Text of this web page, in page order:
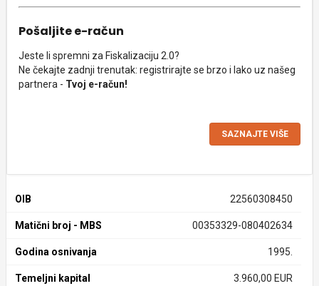
Pošaljite e-račun
Jeste li spremni za Fiskalizaciju 2.0?
Ne čekajte zadnji trenutak: registrirajte se brzo i lako uz našeg
partnera - Tvoj e-račun!
SAZNAJTE VIŠE
OIB 22560308450
Matični broj - MBS 00353329-080402634
Godina osnivanja 1995.
Temeljni kapital 3.960,00 EUR